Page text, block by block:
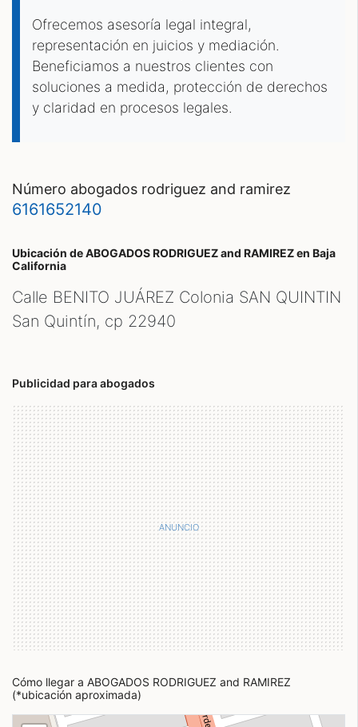
Ofrecemos asesoría legal integral,
representación en juicios y mediación.
Beneficiamos a nuestros clientes con
soluciones a medida, protección de derechos
y claridad en procesos legales.
número abogados rodriguez and ramirez
6161652140
Ubicación de ABOGADOS RODRIGUEZ and RAMIREZen Baja
California
Calle BENITO JUÁREZ Colonia SAN QUINTIN
San Quintín, cp 22940
Publicidad para abogados
Cómo llegar a ABOGADOS RODRIGUEZ and RAMIREZ
(*ubicación aproximada)